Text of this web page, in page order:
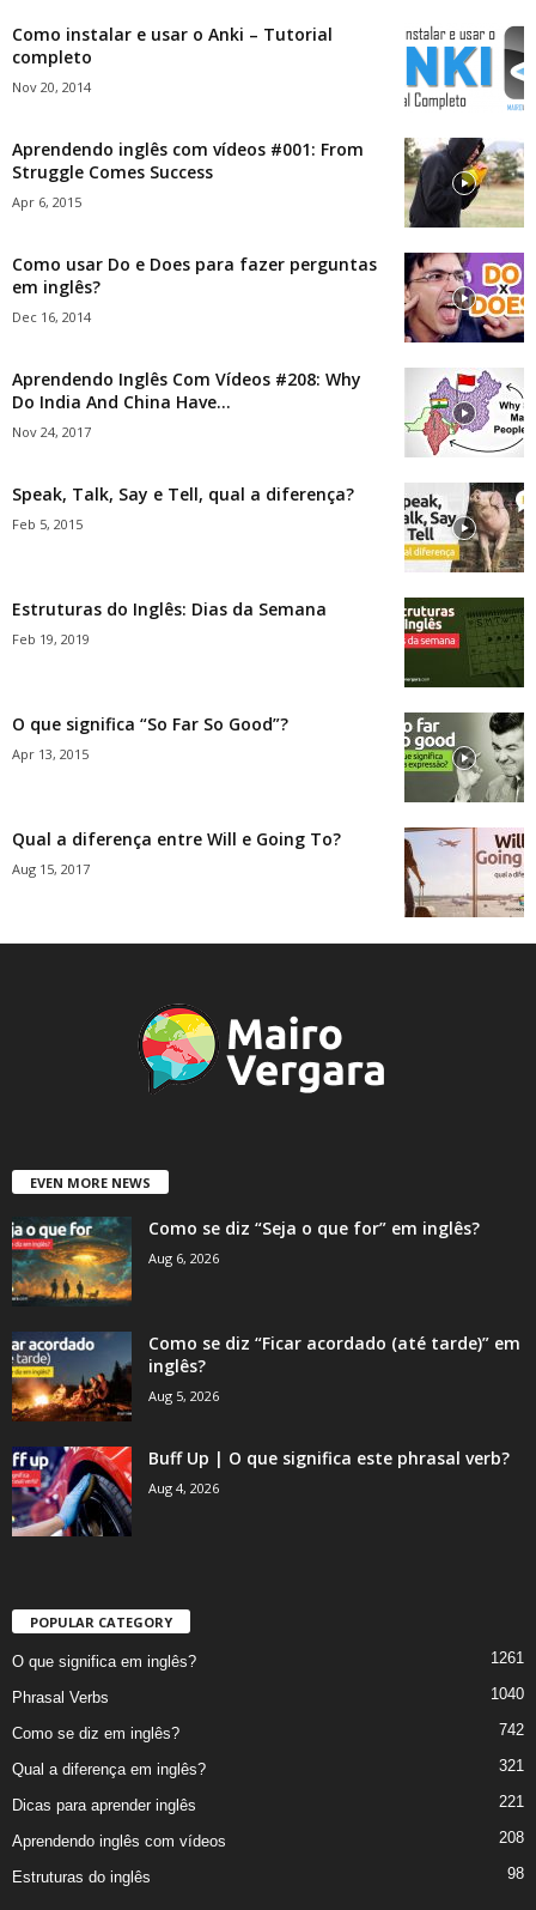
Como instalar e usar o Anki – Tutorial
completo
Nov 20, 2014
Aprendendo inglês com vídeos #001: From
Struggle Comes Success
Apr 6, 2015
Como usar Do e Does para fazer perguntas
em inglês?
Dec 16, 2014
Aprendendo Inglês Com Vídeos #208: Why
Do India And China Have...
Nov 24, 2017
Speak, Talk, Say e Tell, qual a diferença?
Feb 5, 2015
Estruturas do Inglês: Dias da Semana
Feb 19, 2019
O que significa “So Far So Good”?
Apr 13, 2015
Qual a diferença entre Will e Going To?
Aug 15, 2017
EVEN MORE NEWS
Como se diz “Seja o que for” em inglês?
Aug 6, 2026
Como se diz “Ficar acordado (até tarde)” em
inglês?
Aug 5, 2026
Buff Up | O que significa este phrasal verb?
Aug 4, 2026
POPULAR CATEGORY
O que significa em inglês? 1261
Phrasal Verbs 1040
Como se diz em inglês? 742
Qual a diferença em inglês? 321
Dicas para aprender inglês 221
Aprendendo inglês com vídeos 208
Estruturas do inglês 98